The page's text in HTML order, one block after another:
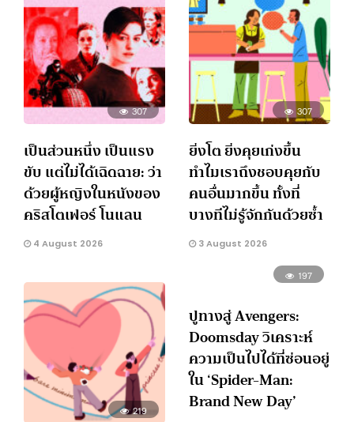
307
เป็นส่วนหนึ่ง เป็นแรง
ขับ แต่ไม่ได้เฉิดฉาย: ว่า
ด้วยผู้หญิงในหนังของ
คริสโตเฟอร์ โนแลน
4 August 2026
307
ยิ่งโต ยิ่งคุยเก่งขึ้น
ทำไมเราถึงชอบคุยกับ
คนอื่นมากขึ้น ทั้งที่
บางทีไม่รู้จักกันด้วยซ้ำ
3 August 2026
219
197
ปูทางสู่ Avengers:
Doomsday วิเคราะห์
ความเป็นไปได้ที่ซ่อนอยู่
ใน ‘Spider-Man:
Brand New Day’